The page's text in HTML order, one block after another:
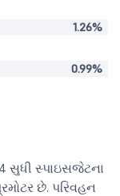
1.26%
0.99%
સ્પાઇસજેટના
છે. પરિવહન